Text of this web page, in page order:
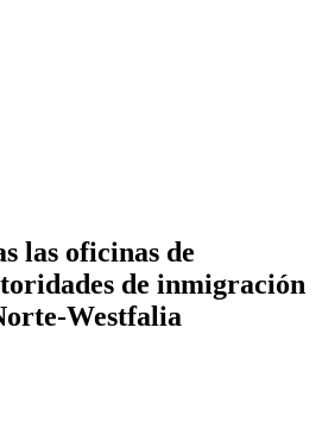
las oficinas de
de inmigración
Westfalia